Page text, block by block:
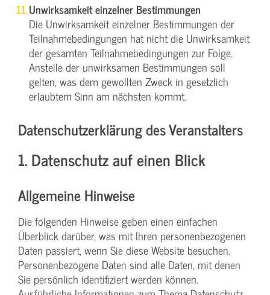
Unwirksamkeit einzelner Bestimmungen
Die Unwirksamkeit einzelner Bestimmungen der
Teilnahmebedingungen hat nicht die Unwirksamkeit
der gesamten Teilnahmebedingungen zur Folge.
Anstelle der unwirksamen Bestimmungen soll
gelten, was dem gewollten Zweck in gesetzlich
erlaubtem Sinn am nächsten kommt.
Datenschutzerklärung des Veranstalters
1. Datenschutz auf einen Blick
Allgemeine Hinweise
Die folgenden Hinweise geben einen einfachen
Überblick darüber, was mit Ihren personenbezogenen
Daten passiert, wenn Sie diese Website besuchen.
Personenbezogene Daten sind alle Daten, mit denen
Sie persönlich identifiziert werden können.